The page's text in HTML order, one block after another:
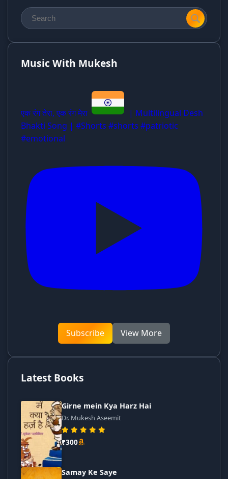
Music With Mukesh
एक रंग तेरा, एक रंग मेरा
| Multilingual Desh
Bhakti Song | #Shorts #shorts #patriotic
#emotional
Subscribe View More
Latest Books
Girne mein Kya Harz Hai
Dr. Mukesh Aseemit
₹300
Samay Ke Saye